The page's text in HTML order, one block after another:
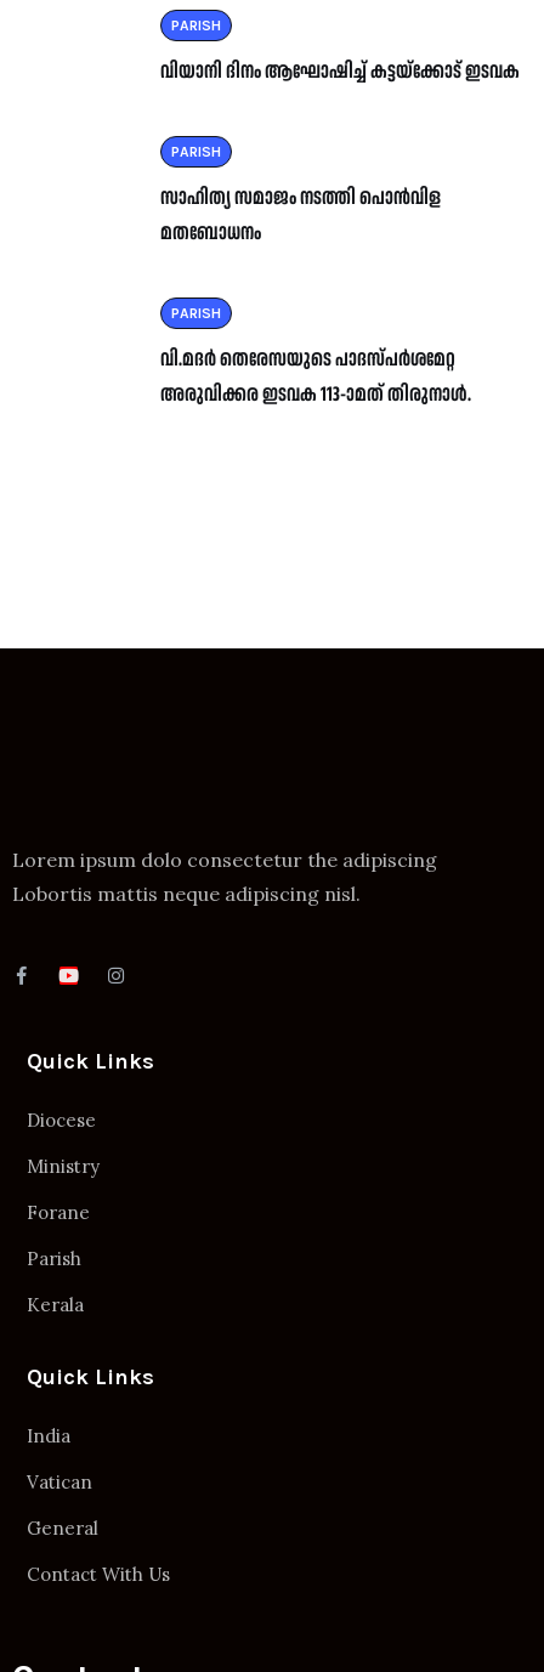
PARISH
വിയാനി ദിനം ആഘോഷിച്ച് കട്ടയ്ക്കോട് ഇടവക
PARISH
സാഹിത്യ സമാജം നടത്തി പൊൻവിള
മതബോധനം
PARISH
വി.മദർ തെരേസയുടെ പാദസ്പർശമേറ്റ
അരുവിക്കര ഇടവക 113-ാമത് തിരുനാൾ.
Lorem ipsum dolo consectetur the adipiscing
Lobortis mattis neque adipiscing nisl.
Quick Links
Diocese
Ministry
Forane
Parish
Kerala
Quick Links
India
Vatican
General
Contact With Us